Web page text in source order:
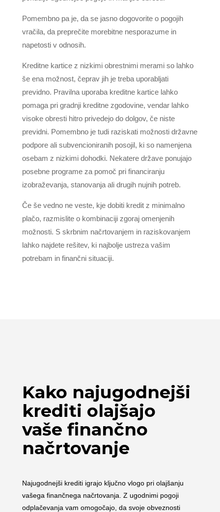
Pomembno pa je, da se jasno dogovorite o pogojih
vračila, da preprečite morebitne nesporazume in
napetosti v odnosih.
Kreditne kartice z nizkimi obrestnimi merami so lahko
še ena možnost, čeprav jih je treba uporabljati
previdno. Pravilna uporaba kreditne kartice lahko
pomaga pri gradnji kreditne zgodovine, vendar lahko
visoke obresti hitro privedejo do dolgov, če niste
previdni. Pomembno je tudi raziskati možnosti državne
podpore ali subvencioniranih posojil, ki so namenjena
osebam z nizkimi dohodki. Nekatere države ponujajo
posebne programe za pomoč pri financiranju
izobraževanja, stanovanja ali drugih nujnih potreb.
Če še vedno ne veste, kje dobiti kredit z minimalno
plačo, razmislite o kombinaciji zgoraj omenjenih
možnosti. S skrbnim načrtovanjem in raziskovanjem
lahko najdete rešitev, ki najbolje ustreza vašim
potrebam in finančni situaciji.
Kako najugodnejši
krediti olajšajo
vaše finančno
načrtovanje
Najugodnejši krediti igrajo ključno vlogo pri olajšanju
vašega finančnega načrtovanja. Z ugodnimi pogoji
odplačevanja vam omogočajo, da svoje obveznosti